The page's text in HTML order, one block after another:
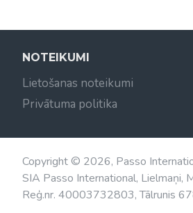
NOTEIKUMI
Lietošanas noteikumi
Privātuma politika
Copyright © 2026, Passo
SIA Passo International, Lielmaņi,
Reģ.nr. 40003732803, Tālrunis